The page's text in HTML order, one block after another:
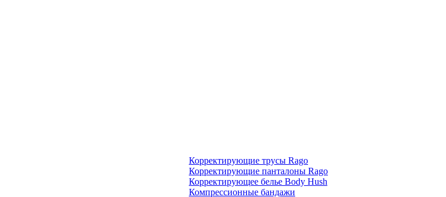
Корректирующие трусы Rago
Корректирующие панталоны Rago
Корректирующее белье Body Hush
Компрессионные бандажи